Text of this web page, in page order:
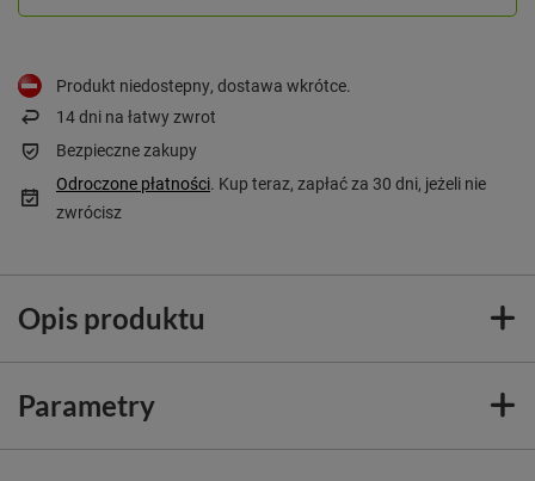
Produkt niedostepny, dostawa wkrótce
14dni na łatwy zwrot
Bezpieczne zakupy
Odroczone płatności. Kup teraz, zapłać za 30 dni, jeżeli nie
zwrócisz
Opis produktu
Parametry